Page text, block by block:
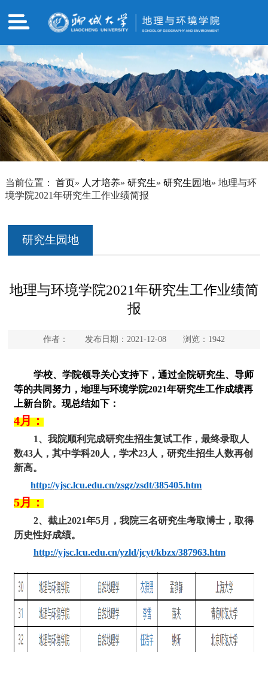
当前位置： 首页» 人才培养» 研究生» 研究生园地» 地理与环
境学院2021年研究生工作业绩简报
研究生园地
地理与环境学院2021年研究生工作业绩简
报
作者： 发布日期：2021-12-08 浏览： 1942
学校、学院领导关心支持下，通过全院研究生、导师
等的共同努力，地理与环境学院2021年研究生工作成绩再
上新台阶。现总结如下：
4月：
1、我院顺利完成研究生招生复试工作，最终录取人
数43人，其中学科20人，学术23人，研究生招生人数再创
新高。
http://yjsc.lcu.edu.cn/zsgz/zsdt/385405.htm
5月：
2、截止2021年5月，我院三名研究生考取博士，取得
历史性好成绩。
http://yjsc.lcu.edu.cn/yzld/jcyt/kbzx/387963.htm